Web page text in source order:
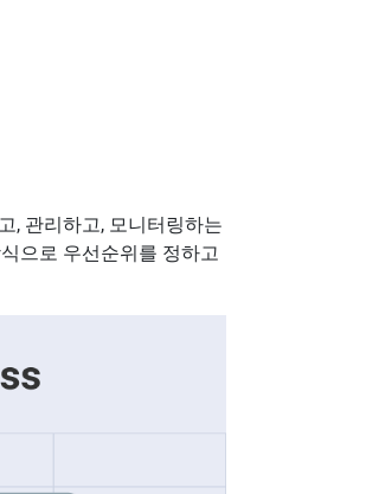
, 관리하고, 모니터링하는
으로 우선순위를 정하고